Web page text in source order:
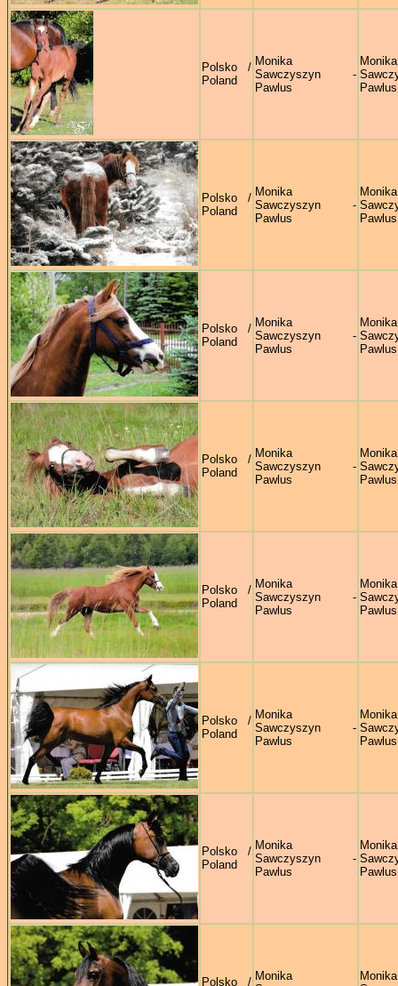
Polsko /
Poland
Monika
Sawczyszyn -
Pawlus
Monika
Pawlus
Polsko /
Poland
Monika
Sawczyszyn -
Pawlus
Monika
Pawlus
Polsko /
Poland
Monika
Sawczyszyn -
Pawlus
Monika
Pawlus
Polsko /
Poland
Monika
Sawczyszyn -
Pawlus
Monika
Pawlus
Polsko /
Poland
Monika
Sawczyszyn -
Pawlus
Monika
Pawlus
Polsko /
Poland
Monika
Sawczyszyn -
Pawlus
Monika
Pawlus
Polsko /
Poland
Monika
Sawczyszyn -
Pawlus
Monika
Pawlus
Polsko / Monika
Monika